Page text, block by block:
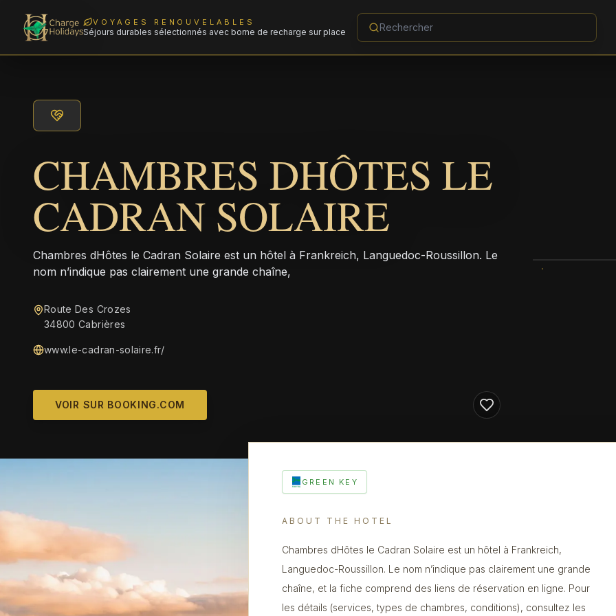
VOYAGES RENOUVELABLES
Séjours durables sélectionnés avec borne de recharge sur place
CHAMBRES DHÔTES LE
CADRAN SOLAIRE
Chambres dHôtes le Cadran Solaire est un hôtel à Frankreich, Languedoc-Roussillon. Le
nom n’indique pas clairement une grande chaîne,
Route Des Crozes
34800 Cabrières
www.le-cadran-solaire.fr/
VOIR SUR BOOKING.COM
GREEN KEY
ABOUT THE HOTEL
Chambres dHôtes le Cadran Solaire est un hôtel à Frankreich,
Languedoc-Roussillon. Le nom n’indique pas clairement une grande
chaîne, et la fiche comprend des liens de réservation en ligne. Pour
les détails (services, types de chambres, conditions), consultez les